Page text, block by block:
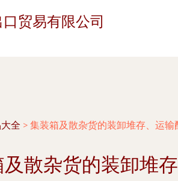
贸易有限公司
全 > 集装箱及散杂货的装卸堆存、运
散杂货的装卸堆